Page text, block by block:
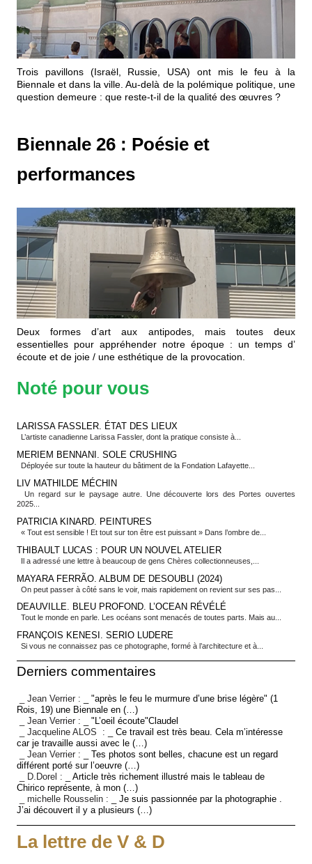
Trois pavillons (Israël, Russie, USA) ont mis le feu à la
Biennale et dans la ville. Au-delà de la polémique politique, une
question demeure : que reste-t-il de la qualité des œuvres ?
Biennale 26 : Poésie et
performances
Deux formes d’art aux antipodes, mais toutes deux
essentielles pour appréhender notre époque : un temps d’
écoute et de joie / une esthétique de la provocation.
Noté pour vous
LARISSA FASSLER. ÉTAT DES LIEUX
L’artiste canadienne Larissa Fassler, dont la pratique consiste à...
MERIEM BENNANI. SOLE CRUSHING
Déployée sur toute la hauteur du bâtiment de la Fondation Lafayette...
LIV MATHILDE MÉCHIN
Un regard sur le paysage autre. Une découverte lors des Portes ouvertes
2025...
PATRICIA KINARD. PEINTURES
« Tout est sensible ! Et tout sur ton être est puissant » Dans l’ombre de...
THIBAULT LUCAS : POUR UN NOUVEL ATELIER
Il a adressé une lettre à beaucoup de gens Chères collectionneuses,...
MAYARA FERRÃO. ALBUM DE DESOUBLI (2024)
On peut passer à côté sans le voir, mais rapidement on revient sur ses pas...
DEAUVILLE. BLEU PROFOND. L’OCEAN RÉVÉLÉ
Tout le monde en parle. Les océans sont menacés de toutes parts. Mais au...
FRANÇOIS KENESI. SERIO LUDERE
Si vous ne connaissez pas ce photographe, formé à l’architecture et à...
Derniers commentaires
_ Jean Verrier :
_ "après le feu le murmure d’une brise légère" (1
Rois, 19) une Biennale en (…)
_ Jean Verrier :
_ "L’oeil écoute"Claudel
_ Jacqueline ALOS :
_ Ce travail est très beau. Cela m’intéresse
car je travaille aussi avec le (…)
_ Jean Verrier :
_ Tes photos sont belles, chacune est un regard
différent porté sur l’oeuvre (…)
_ D.Dorel :
_ Article très richement illustré mais le tableau de
Chirico représente, à mon (…)
_ michelle Rousselin :
_ Je suis passionnée par la photographie .
J’ai découvert il y a plusieurs (…)
La lettre de V & D